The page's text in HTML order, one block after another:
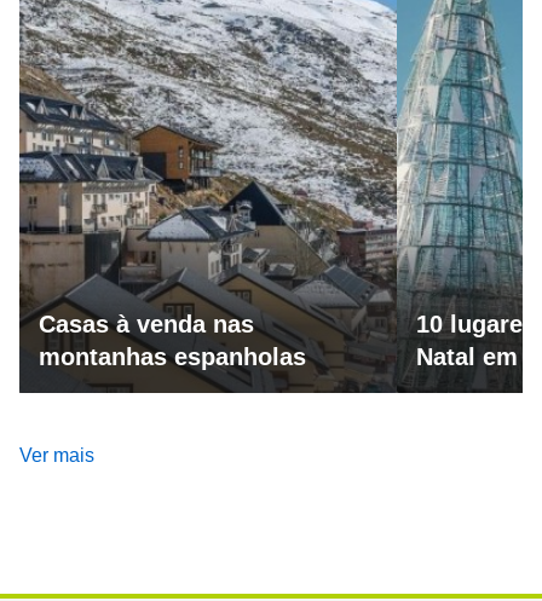
Casas à venda nas
montanhas espanholas
10
Natal em
Ver mais